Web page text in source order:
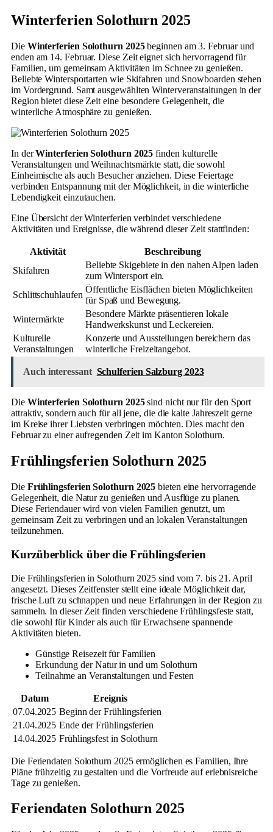
Winterferien Solothurn 2025
Die Winterferien Solothurn 2025beginnen am 3. Februar und
enden am 14. Februar. Diese Zeit eignet sich hervorragend für
Familien, um gemeinsam Aktivitäten im Schnee zu genießen.
Beliebte Wintersportarten wie Skifahren und Snowboarden stehen
im Vordergrund. Samt ausgewählten Winterveranstaltungen in der
Region bietet diese Zeit eine besondere Gelegenheit, die
winterliche Atmosphäre zu genießen.
In derWinterferien Solothurn 2025 finden kulturelle
Veranstaltungen und Weihnachtsmärkte statt, die sowohl
Einheimische als auch Besucher anziehen. Diese Feiertage
verbinden Entspannung mit der Möglichkeit, in die winterliche
Lebendigkeit einzutauchen.
Eine Übersicht der Winterferien verbindet verschiedene
Aktivitäten und Ereignisse, die während dieser Zeit stattfinden:
Aktivität
Beschreibung
Skifahren
Beliebte Skigebiete in den nahen Alpen laden
zum Wintersport ein.
Schlittschuhlaufen
Öffentliche Eisflächen bieten Möglichkeiten
für Spaß und Bewegung.
Wintermärkte
Besondere Märkte präsentieren lokale
Handwerkskunst und Leckereien.
Kulturelle
Veranstaltungen
Konzerte und Ausstellungen bereichern das
winterliche Freizeitangebot.
Auch interessant Schulferien Salzburg 2023
Die Winterferien Solothurn 2025sind nicht nur für den Sport
attraktiv, sondern auch für all jene, die die kalte Jahreszeit gerne
im Kreise ihrer Liebsten verbringen möchten. Dies macht den
Februar zu einer aufregenden Zeit im Kanton Solothurn.
Frühlingsferien Solothurn 2025
Die Frühlingsferien Solothurn 2025 bieten eine hervorragende
Gelegenheit, die Natur zu genießen und Ausflüge zu planen.
Diese Feriendauer wird von vielen Familien genutzt, um
gemeinsam Zeit zu verbringen und an lokalen Veranstaltungen
teilzunehmen.
Kurzüberblick über die Frühlingsferien
Die Frühlingsferien in Solothurn 2025 sind vom 7. bis 21. April
angesetzt. Dieses Zeitfenster stellt eine ideale Möglichkeit dar,
frische Luft zu schnappen und neue Erfahrungen in der Region zu
sammeln. In dieser Zeit finden verschiedene Frühlingsfeste statt,
die sowohl für Kinder als auch für Erwachsene spannende
Aktivitäten bieten.
Günstige Reisezeit für Familien
Erkundung der Natur in und um Solothurn
Teilnahme an Veranstaltungen und Festen
Datum
Ereignis
07.04.2025 Beginn der Frühlingsferien
21.04.2025 Ende der Frühlingsferien
14.04.2025 Frühlingsfest in Solothurn
Die Feriendaten Solothurn 2025 ermöglichen es Familien, Ihre
Pläne frühzeitig zu gestalten und die Vorfreude auf erlebnisreiche
Tage zu genießen.
Feriendaten Solothurn 2025